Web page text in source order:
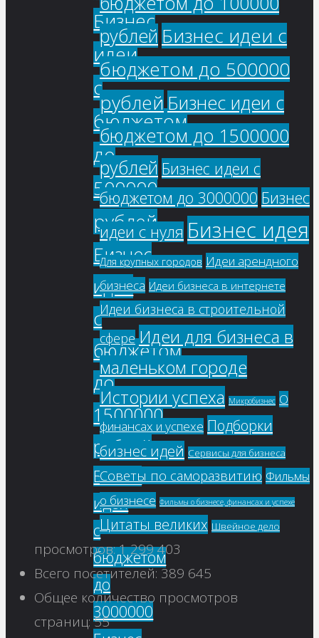
Бизнес
идеи
с
бюджетом
до
500000
рублей
Бизнес
идеи
с
бюджетом
до
1500000
рублей
Бизнес
идеи
с
бюджетом
до
3000000
рублей Бизнес идеи с
бюджетом до 500000
рублей Бизнес идеи с
бюджетом до 1500000
рублей Бизнес идеи с
бюджетом до 3000000 Бизнес
идеи с нуля Бизнес идея
Для крупных городов Идеи арендного
бизнеса Идеи бизнеса в интернете
Идеи бизнеса в строительной
сфере Идеи для бизнеса в
маленьком городе
Истории успеха Микробизнес О
финансах и успехе Подборки
бизнес идей Сервисы для бизнеса
Советы по саморазвитию Фильмы
о бизнесе Фильмы о бизнесе, финансах и успехе
Цитаты великих Швейное дело
просмотров:1 299 403
Всего посетителей:389 645
Общее количество просмотров
страниц:55